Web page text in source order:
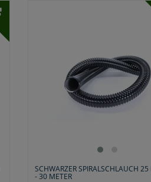
SCHWARZER SPIRALSCHLAUCH
- 30 METER